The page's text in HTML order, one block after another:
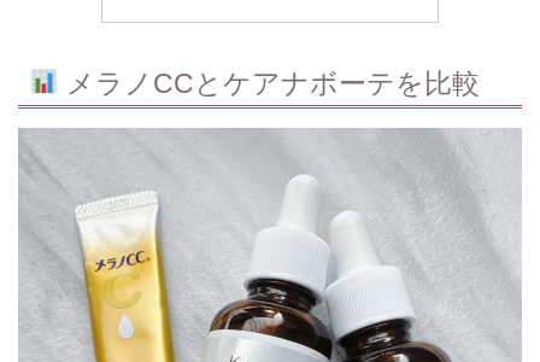
メラノCCとケアナボーテを比較